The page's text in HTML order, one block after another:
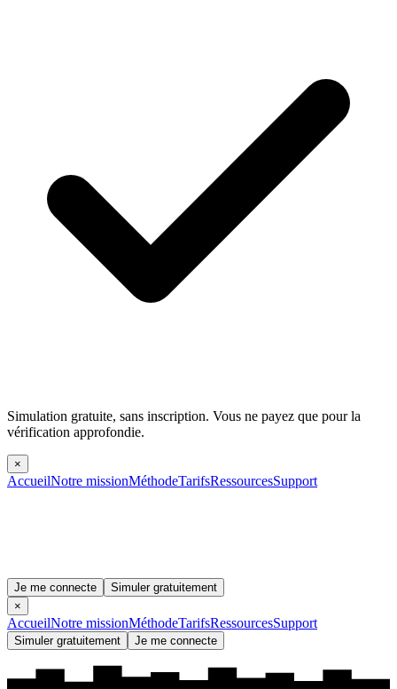
Simulation gratuite, sans inscription. Vous ne payez que pour la
vérification approfondie.
×
AccueilNotre missionMéthodeTarifsRessourcesSupport
Je me connecte
Simuler gratuitement
×
AccueilNotre missionMéthodeTarifsRessourcesSupport
Simuler gratuitement Je me connecte